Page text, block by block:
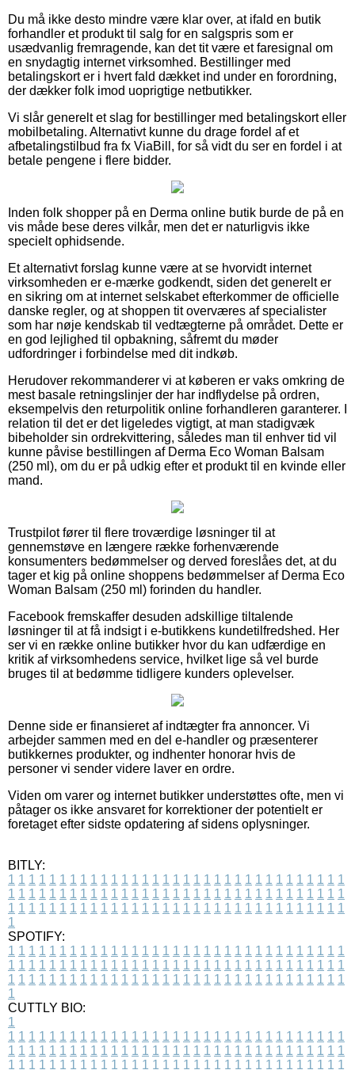
Du må ikke desto mindre være klar over, at ifald en butik
forhandler et produkt til salg for en salgspris som er
usædvanlig fremragende, kan det tit være et faresignal om
en snydagtig internet virksomhed. Bestillinger med
betalingskort er i hvert fald dækket ind under en forordning,
der dækker folk imod uoprigtige netbutikker.
Vi slår generelt et slag for bestillinger med betalingskort eller
mobilbetaling. Alternativt kunne du drage fordel af et
afbetalingstilbud fra fx ViaBill, for så vidt du ser en fordel i at
betale pengene i flere bidder.
Inden folk shopper på en Derma online butik burde de på en
vis måde bese deres vilkår, men det er naturligvis ikke
specielt ophidsende.
Et alternativt forslag kunne være at se hvorvidt internet
virksomheden er e-mærke godkendt, siden det generelt er
en sikring om at internet selskabet efterkommer de officielle
danske regler, og at shoppen tit overværes af specialister
som har nøje kendskab til vedtægterne på området. Dette er
en god lejlighed til opbakning, såfremt du møder
udfordringer i forbindelse med dit indkøb.
Herudover rekommanderer vi at køberen er vaks omkring de
mest basale retningslinjer der har indflydelse på ordren,
eksempelvis den returpolitik online forhandleren garanterer. I
relation til det er det ligeledes vigtigt, at man stadigvæk
bibeholder sin ordrekvittering, således man til enhver tid vil
kunne påvise bestillingen af Derma Eco Woman Balsam
(250 ml), om du er på udkig efter et produkt til en kvinde eller
mand.
Trustpilot fører til flere troværdige løsninger til at
gennemstøve en længere række forhenværende
konsumenters bedømmelser og derved foreslåes det, at du
tager et kig på online shoppens bedømmelser af Derma Eco
Woman Balsam (250 ml) forinden du handler.
Facebook fremskaffer desuden adskillige tiltalende
løsninger til at få indsigt i e-butikkens kundetilfredshed. Her
ser vi en række online butikker hvor du kan udfærdige en
kritik af virksomhedens service, hvilket lige så vel burde
bruges til at bedømme tidligere kunders oplevelser.
Denne side er finansieret af indtægter fra annoncer. Vi
arbejder sammen med en del e-handler og præsenterer
butikkernes produkter, og indhenter honorar hvis de
personer vi sender videre laver en ordre.
Viden om varer og internet butikker understøttes ofte, men vi
påtager os ikke ansvaret for korrektioner der potentielt er
foretaget efter sidste opdatering af sidens oplysninger.
BITLY:
1 1 1 1 1 1 1 1 1 1 1 1 1 1 1 1 1 1 1 1 1 1 1 1 1 1 1 1 1 1 1 1 1
1 1 1 1 1 1 1 1 1 1 1 1 1 1 1 1 1 1 1 1 1 1 1 1 1 1 1 1 1 1 1 1 1
1 1 1 1 1 1 1 1 1 1 1 1 1 1 1 1 1 1 1 1 1 1 1 1 1 1 1 1 1 1 1 1 1
1
SPOTIFY:
1 1 1 1 1 1 1 1 1 1 1 1 1 1 1 1 1 1 1 1 1 1 1 1 1 1 1 1 1 1 1 1 1
1 1 1 1 1 1 1 1 1 1 1 1 1 1 1 1 1 1 1 1 1 1 1 1 1 1 1 1 1 1 1 1 1
1 1 1 1 1 1 1 1 1 1 1 1 1 1 1 1 1 1 1 1 1 1 1 1 1 1 1 1 1 1 1 1 1
1
CUTTLY BIO:
1
1 1 1 1 1 1 1 1 1 1 1 1 1 1 1 1 1 1 1 1 1 1 1 1 1 1 1 1 1 1 1 1 1
1 1 1 1 1 1 1 1 1 1 1 1 1 1 1 1 1 1 1 1 1 1 1 1 1 1 1 1 1 1 1 1 1
1 1 1 1 1 1 1 1 1 1 1 1 1 1 1 1 1 1 1 1 1 1 1 1 1 1 1 1 1 1 1 1 1